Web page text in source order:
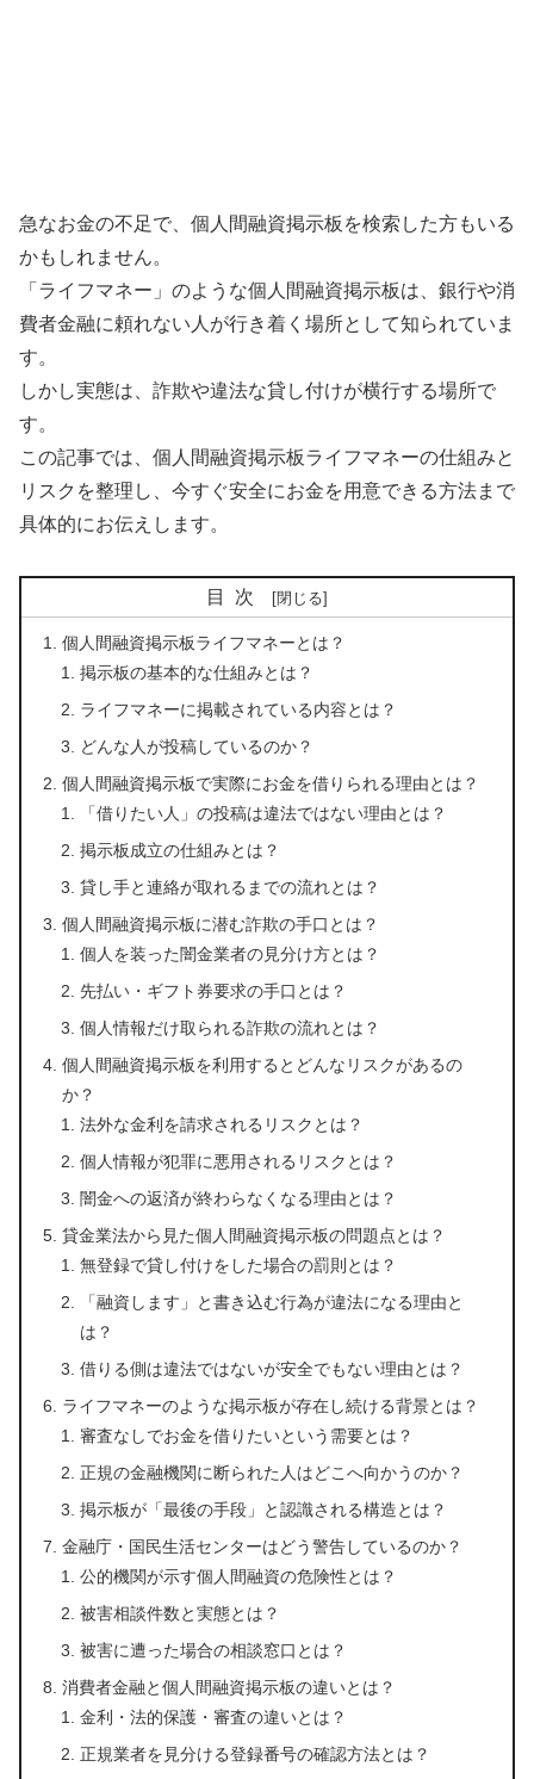
急なお金の不足で、個人間融資掲示板を検索した方もいる
かもしれません。
「ライフマネー」のような個人間融資掲示板は、銀行や消
費者金融に頼れない人が行き着く場所として知られていま
す。
しかし実態は、詐欺や違法な貸し付けが横行する場所で
す。
この記事では、個人間融資掲示板ライフマネーの仕組みと
リスクを整理し、今すぐ安全にお金を用意できる方法まで
具体的にお伝えします。
目次
個人間融資掲示板ライフマネーとは？
掲示板の基本的な仕組みとは？
ライフマネーに掲載されている内容とは？
どんな人が投稿しているのか？
個人間融資掲示板で実際にお金を借りられる理由とは？
「借りたい人」の投稿は違法ではない理由とは？
掲示板成立の仕組みとは？
貸し手と連絡が取れるまでの流れとは？
個人間融資掲示板に潜む詐欺の手口とは？
個人を装った闇金業者の見分け方とは？
先払い・ギフト券要求の手口とは？
個人情報だけ取られる詐欺の流れとは？
個人間融資掲示板を利用するとどんなリスクがあるの
か？
法外な金利を請求されるリスクとは？
個人情報が犯罪に悪用されるリスクとは？
闇金への返済が終わらなくなる理由とは？
貸金業法から見た個人間融資掲示板の問題点とは？
無登録で貸し付けをした場合の罰則とは？
「融資します」と書き込む行為が違法になる理由と
は？
借りる側は違法ではないが安全でもない理由とは？
ライフマネーのような掲示板が存在し続ける背景とは？
審査なしでお金を借りたいという需要とは？
正規の金融機関に断られた人はどこへ向かうのか？
掲示板が「最後の手段」と認識される構造とは？
金融庁・国民生活センターはどう警告しているのか？
公的機関が示す個人間融資の危険性とは？
被害相談件数と実態とは？
被害に遭った場合の相談窓口とは？
消費者金融と個人間融資掲示板の違いとは？
金利・法的保護・審査の違いとは？
正規業者を見分ける登録番号の確認方法とは？